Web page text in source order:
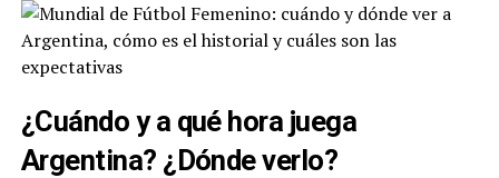
¿Cuándo y a qué hora juega
Argentina? ¿Dónde verlo?